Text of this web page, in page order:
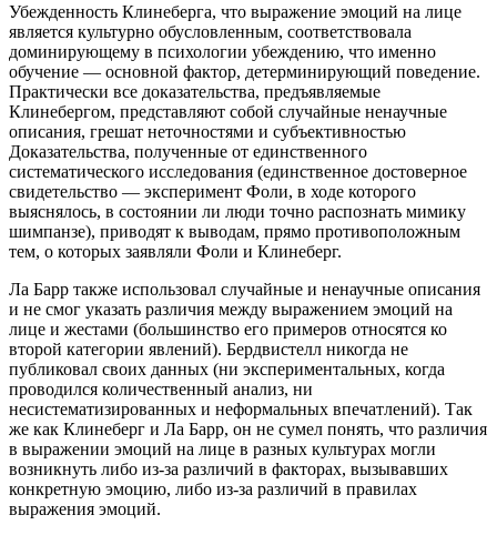
Убежденность Клинеберга, что выражение эмоций на лице
является культурно обусловленным, соответствовала
доминирующему в психологии убеждению, что именно
обучение — основной фактор, детерминирующий поведение.
Практически все доказательства, предъявляемые
Клинебергом, представляют собой случайные ненаучные
описания, грешат неточностями и субъективностью
Доказательства, полученные от единственного
систематического исследования (единственное достоверное
свидетельство — эксперимент Фоли, в ходе которого
выяснялось, в состоянии ли люди точно распознать мимику
шимпанзе), приводят к выводам, прямо противоположным
тем, о которых заявляли Фоли и Клинеберг.
Ла Барр также использовал случайные и ненаучные описания
и не смог указать различия между выражением эмоций на
лице и жестами (большинство его примеров относятся ко
второй категории явлений). Бердвистелл никогда не
публиковал своих данных (ни экспериментальных, когда
проводился количественный анализ, ни
несистематизированных и неформальных впечатлений). Так
же как Клинеберг и Ла Барр, он не сумел понять, что различия
в выражении эмоций на лице в разных культурах могли
возникнуть либо из-за различий в факторах, вызывавших
конкретную эмоцию, либо из-за различий в правилах
выражения эмоций.